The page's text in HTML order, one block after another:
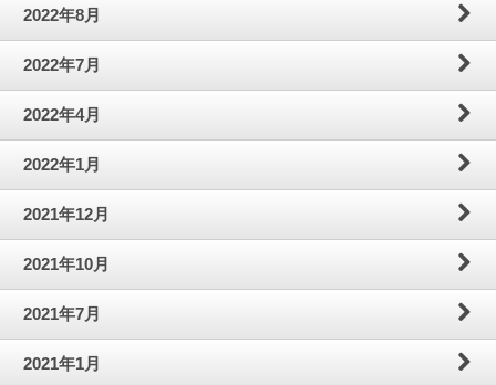
2022年8月
2022年7月
2022年4月
2022年1月
2021年12月
2021年10月
2021年7月
2021年1月